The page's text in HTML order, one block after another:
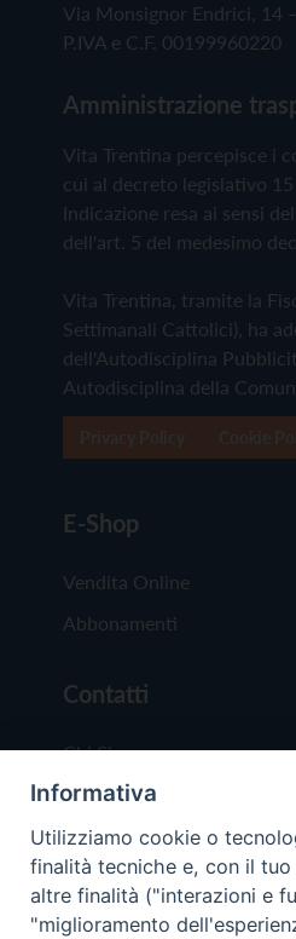
Via Monsignor Endrici, 14
P.IVA e C.F. 00199960220
Amministrazione
Vita Trentina percepisce i
cui al decreto legislativo
Indicazione resa ai sensi
dell'art. 5 del medesimo
Vita Trentina, tramite la
Settimanali Cattolici), ha
dell'Autodisciplina
Autodisciplina della
E-Shop
Vendita Online
Abbonamenti
Contatti
Chi Siamo
Redazione
Scrivici
Informativa
Utilizziamo cookie o
finalità tecniche e, con il
altre finalità ("interazioni e
"miglioramento